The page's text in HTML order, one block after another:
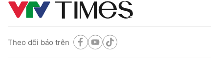
Theo dõi báo trên